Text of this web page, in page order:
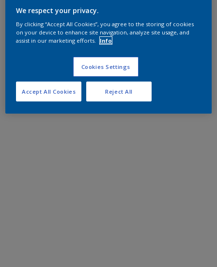
We respect your privacy.
By clicking “Accept All Cookies”, you agree to the storing of cookies
on your device to enhance site navigation, analyze site usage, and
assist in our marketing efforts.
Info
Cookies Settings
Reject All
Accept All Cookies